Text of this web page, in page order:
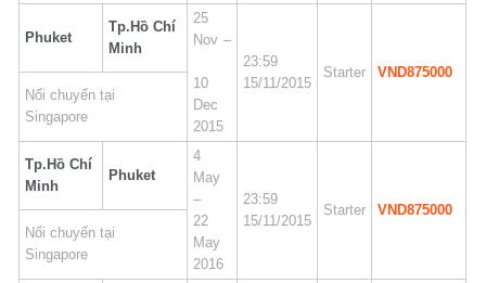
Phuket
Tp.Hồ Chí
Minh
25
Nov –
10
Dec
2015
23:59
15/11/2015
Starter
VND875000
Nối chuyến tại
Singapore
Tp.Hồ Chí
Minh
Phuket
4
May
–
22
May
2016
23:59
15/11/2015
Starter
VND875000
Nối chuyến tại
Singapore